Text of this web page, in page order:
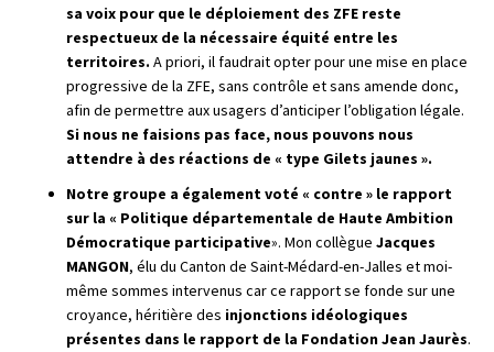
sa voix pour que le déploiement des ZFE reste
respectueux de la nécessaire équité entre les
territoires. A priori, il faudrait opter pour une mise en place
progressive de la ZFE, sans contrôle et sans amende donc,
afin de permettre aux usagers d’anticiper l’obligation légale.
Si nous ne faisions pas face, nous pouvons nous
attendre à des réactions de « type Gilets jaunes ».
Notre groupe a également voté « contre » le rapport
sur la « Politique départementale de Haute Ambition
Démocratique participative». Mon collègue Jacques
MANGON, élu du Canton de Saint-Médard-en-Jalles et moi-
même sommes intervenus car ce rapport se fonde sur une
croyance, héritière des injonctions idéologiques
présentes dans le rapport de la Fondation Jean Jaurès.